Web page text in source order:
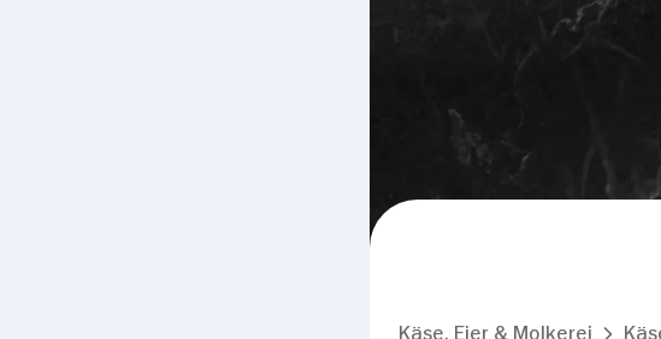
Käse, Eier & Molkerei